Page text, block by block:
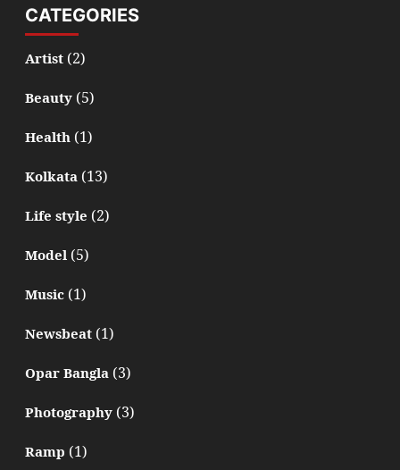
CATEGORIES
Artist(2)
Beauty(5)
Health(1)
Kolkata(13)
Life style (2)
Model(5)
Music(1)
Newsbeat(1)
Opar Bangla(3)
Photography(3)
Ramp (1)